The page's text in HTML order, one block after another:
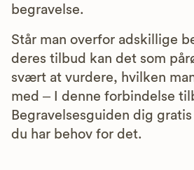
begravelse.
Står man overfor adskillige
deres tilbud kan det som
svært at vurdere, hvilken
med – I denne forbindelse
Begravelsesguiden dig
du har behov for det.